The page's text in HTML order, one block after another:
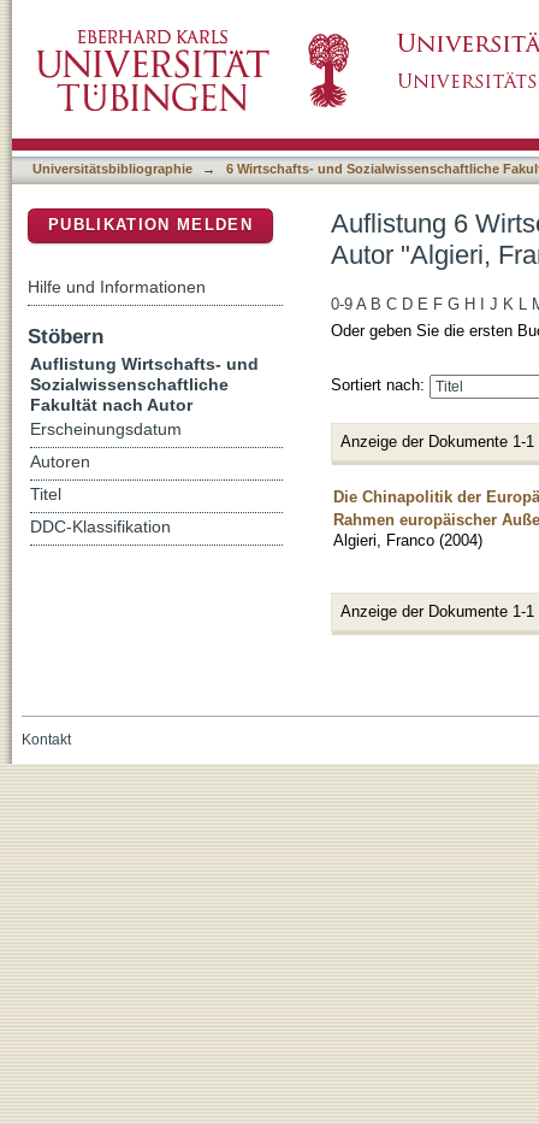
Universitätsbibliographie → 6 Wirtschafts- und Sozialwissenschaftliche
Auflistung 6
Autor "Algieri,
0-9 A B C D E F G H J K L
Oder geben Sie die ersten
Sortiert nach:
Anzeige der Dokumente 1-1
Die Chinapolitik der
Rahmen europäischer
Algieri, Franco (2004)
Anzeige der Dokumente 1-1
PUBLIKATION MELDEN
Hilfe und Informationen
Stöbern
Auflistung Wirtschafts- und
Sozialwissenschaftliche
Fakultät nach Autor
Erscheinungsdatum
Autoren
Titel
DDC-Klassifikation
Kontakt